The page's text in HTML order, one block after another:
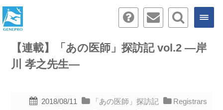
【連載】「あの医師」探訪記 vol.2 ―岸
川 孝之先生―
2018/08/11 「あの医師」探訪記
Registrars